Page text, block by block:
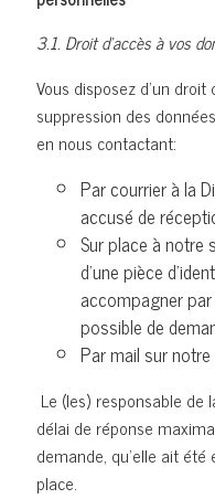
3.1. Droit d’accès à vos
Vous disposez d’un
suppression des
en nous contactant:
Par courrier à la
accusé de
Sur place à notre
d’une pièce
accompagner
possible de
Par mail sur
Le (les) responsable de
délai de réponse
demande, qu’elle ait
place.